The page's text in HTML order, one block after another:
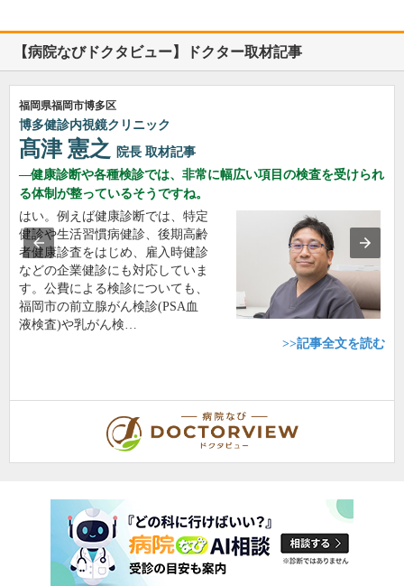
【病院なびドクタビュー】ドクター取材記事
福岡県福岡市博多区
博多健診内視鏡クリニック
髙津 憲之 院長 取材記事
健康診断や各種検診では、非常に幅広い項目の検査を受けられ
る体制が整っているそうですね。
はい。例えば健康診断では、特定
健診や生活習慣病健診、後期高齢
者健康診査をはじめ、雇入時健診
などの企業健診にも対応していま
す。公費による検診についても、
福岡市の前立腺がん検診(PSA血
液検査)や乳がん検…
>>記事全文を読む